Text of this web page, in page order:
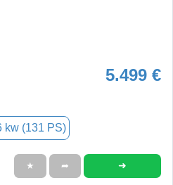
5.499 €
kw (131 PS)
★ ➦ ➜